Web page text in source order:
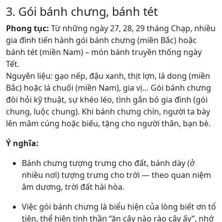
3. Gói bánh chưng, bánh tét
Phong tục: Từ những ngày 27, 28, 29 tháng Chạp, nhiều
gia đình tiến hành gói bánh chưng (miền Bắc) hoặc
bánh tét (miền Nam) – món bánh truyền thống ngày
Tết.
Nguyên liệu: gạo nếp, đậu xanh, thịt lợn, lá dong (miền
Bắc) hoặc lá chuối (miền Nam), gia vị… Gói bánh chưng
đòi hỏi kỹ thuật, sự khéo léo, tình gắn bó gia đình (gói
chung, luộc chung). Khi bánh chưng chín, người ta bày
lên mâm cúng hoặc biếu, tặng cho người thân, bạn bè.
Ý nghĩa:
Bánh chưng tượng trưng cho đất, bánh dày (ở
nhiều nơi) tượng trưng cho trời — theo quan niệm
âm dương, trời đất hài hòa.
Việc gói bánh chưng là biểu hiện của lòng biết ơn tổ
tiên, thể hiện tinh thần “ăn cây nào rào cây ấy”, nhớ